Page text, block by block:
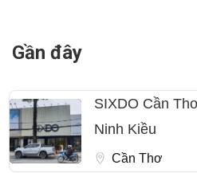
Gần đây
SIXDO Cần
Ninh Kiều
Cần Thơ